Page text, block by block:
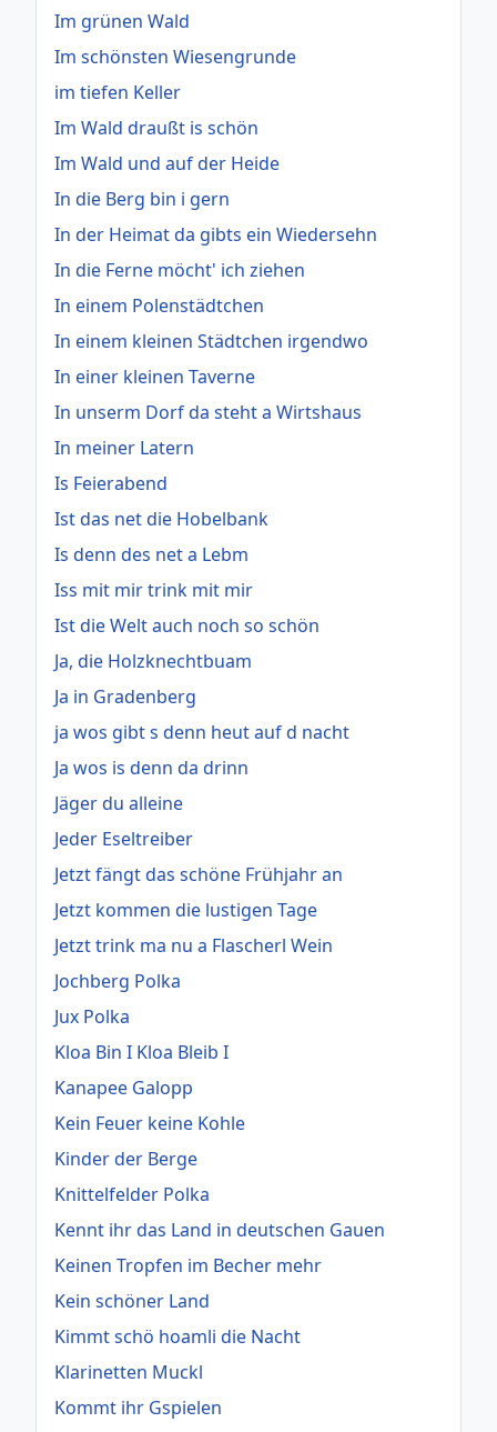
Im grünen Wald
Im schönsten Wiesengrunde
im tiefen Keller
Im Wald draußt is schön
Im Wald und auf der Heide
In die Berg bin i gern
In der Heimat da gibts ein Wiedersehn
In die Ferne möcht' ich ziehen
In einem Polenstädtchen
In einem kleinen Städtchen irgendwo
In einer kleinen Taverne
In unserm Dorf da steht a Wirtshaus
In meiner Latern
Is Feierabend
Ist das net die Hobelbank
Is denn des net a Lebm
Iss mit mir trink mit mir
Ist die Welt auch noch so schön
Ja, die Holzknechtbuam
Ja in Gradenberg
ja wos gibt s denn heut auf d nacht
Ja wos is denn da drinn
Jäger du alleine
Jeder Eseltreiber
Jetzt fängt das schöne Frühjahr an
Jetzt kommen die lustigen Tage
Jetzt trink ma nu a Flascherl Wein
Jochberg Polka
Jux Polka
Kloa Bin I Kloa Bleib I
Kanapee Galopp
Kein Feuer keine Kohle
Kinder der Berge
Knittelfelder Polka
Kennt ihr das Land in deutschen Gauen
Keinen Tropfen im Becher mehr
Kein schöner Land
Kimmt schö hoamli die Nacht
Klarinetten Muckl
Kommt ihr Gspielen